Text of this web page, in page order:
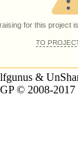
&
© 2008-2017